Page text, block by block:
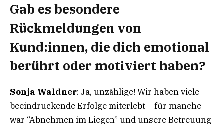
Gab es besondere
Rückmeldungen von
Kund:innen, die dich emotional
berührt oder motiviert haben?
Sonja Waldner: Ja, unzählige! Wir haben viele
beeindruckende Erfolge miterlebt – für manche
war “Abnehmen im Liegen” und unsere Betreuung